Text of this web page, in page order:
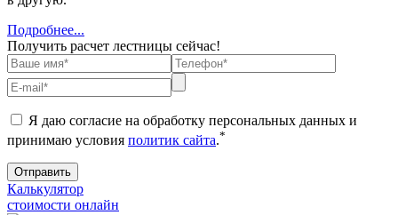
Подробнее...
Получить расчет лестницы сейчас!
Я даю согласие на обработку персональных данных и
принимаю условия политик сайта.*
Калькулятор
стоимости онлайн